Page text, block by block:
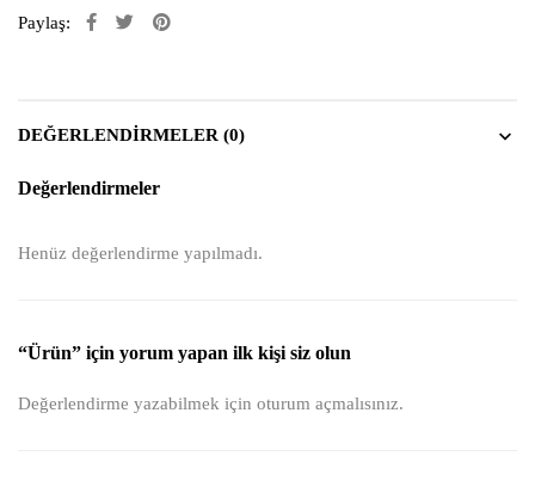
Paylaş:
DEĞERLENDIRMELER (0)
Değerlendirmeler
Henüz değerlendirme yapılmadı.
“Ürün” için yorum yapan ilk kişi siz olun
Değerlendirme yazabilmek için oturum açmalısınız.